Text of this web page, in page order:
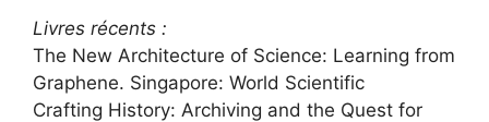
Livres récents :
The New Architecture of Science: Learning from
Graphene. Singapore: World Scientific
Crafting History: Archiving and the Quest for